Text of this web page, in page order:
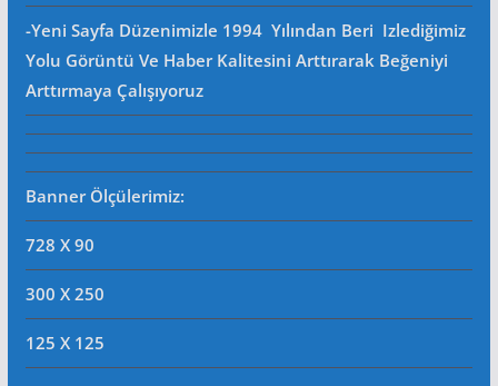
-Yeni Sayfa Düzenimizle 1994 Yılından Beri Izlediğimiz
Yolu Görüntü Ve Haber Kalitesini Arttırarak Beğeniyi
Arttırmaya Çalışıyoruz
Banner Ölçülerimiz:
728 X 90
300 X 250
125 X 125